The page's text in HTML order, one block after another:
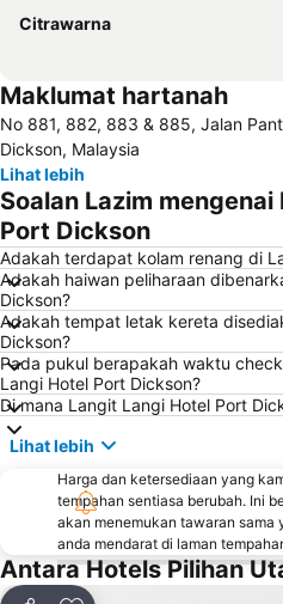
Citrawarna
Maklumat hartanah
No 881, 882, 883 & 885, Jalan
Dickson, Malaysia
Lihat lebih
Soalan Lazim
Port Dickson
Adakah terdapat kolam renang di
Adakah haiwan peliharaan
Dickson?
Adakah tempat letak kereta
Dickson?
Pada pukul berapakah waktu
Langi Hotel Port Dickson?
Di mana Langit Langi Hotel Port
Lihat lebih
Harga dan ketersediaan yang
tempahan sentiasa berubah. Ini
akan menemukan tawaran sama
anda mendarat di laman
Antara Hotels Pilihan